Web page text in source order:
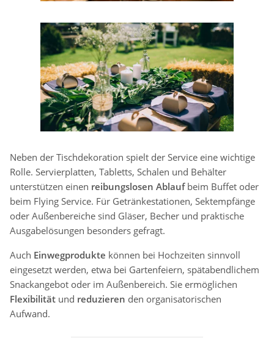
Neben der Tischdekoration spielt der Service eine wichtige
Rolle. Servierplatten, Tabletts, Schalen und Behälter
unterstützen einen reibungslosen Ablaufbeim Buffet oder
beim Flying Service. Für Getränkestationen, Sektempfänge
oder Außenbereiche sind Gläser, Becher und praktische
Ausgabelösungen besonders gefragt.
Auch Einwegprodukte können bei Hochzeiten sinnvoll
eingesetzt werden, etwa bei Gartenfeiern, spätabendlichem
Snackangebot oder im Außenbereich. Sie ermöglichen
Flexibilität und reduzieren den organisatorischen
Aufwand.